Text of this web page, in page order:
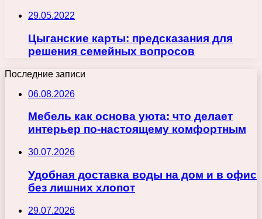
29.05.2022
Цыганские карты: предсказания для
решения семейных вопросов
Последние записи
06.08.2026
Мебель как основа уюта: что делает
интерьер по-настоящему комфортным
30.07.2026
Удобная доставка воды на дом и в офис
без лишних хлопот
29.07.2026